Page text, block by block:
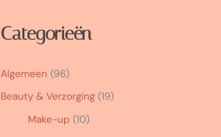
Categorieën
Algemeen (96)
Beauty & Verzorging (19)
Make-up (10)